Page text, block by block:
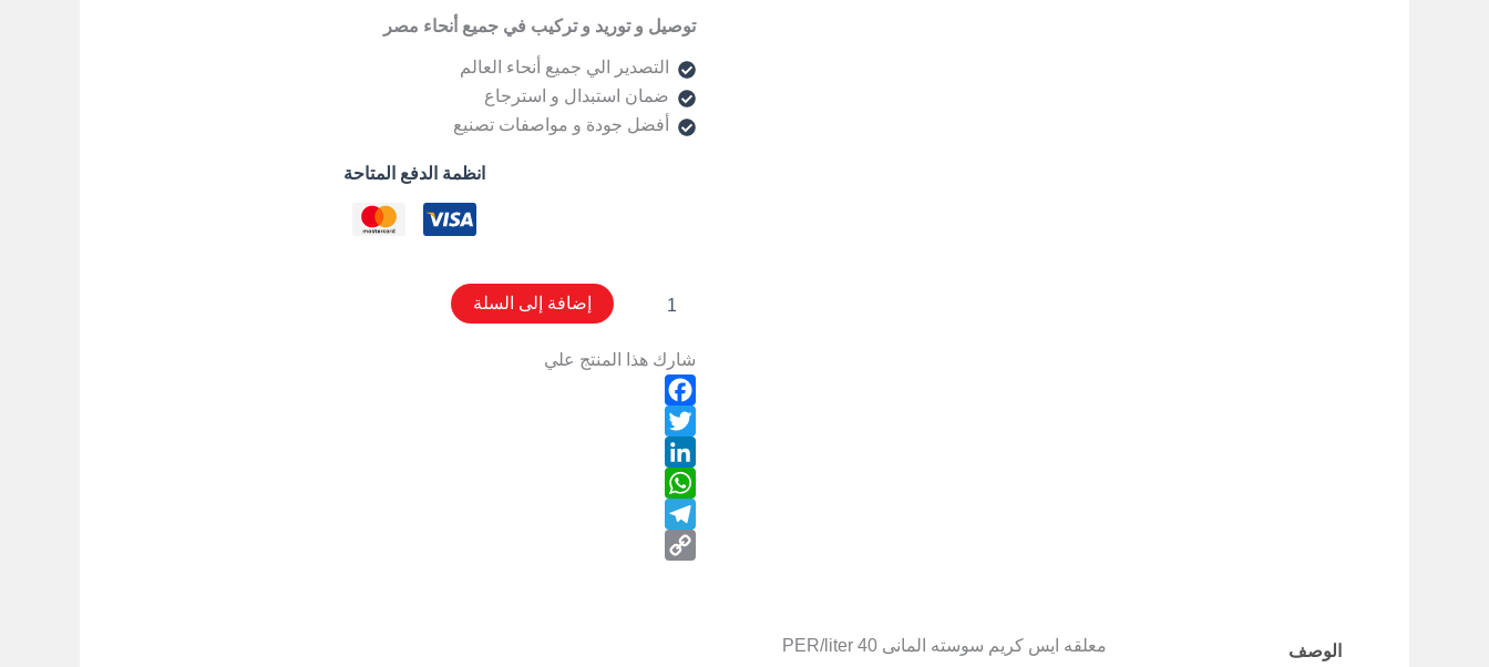
توصيل و توريد و تركيب في جميع أنحاء مصر
التصدير الي جميع أنحاء العالم
ضمان استبدال و استرجاع
أفضل جودة و مواصفات تصنيع
انظمة الدفع المتاحة
إضافة إلى السلة
شارك هذا المنتج علي
Facebook
Twitter
LinkedIn
WhatsApp
Telegram
الوصف معلقه ايس كريم سوسته المانى 40 PER/liter